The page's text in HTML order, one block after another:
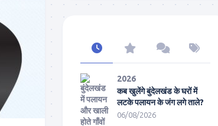
2026
कब खुलेंगे बुंदेलखंड के घरों में
लटके पलायन के जंग लगे ताले?
06/08/2026